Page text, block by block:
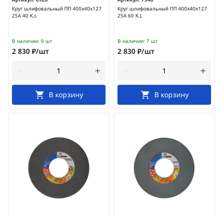
Круг шлифовальный ПП 400х40х127
25А 40 K,L
В наличии: 9 шт
2 830 ₽/шт
В корзину
Круг шлифовальный ПП 400х40х127
25А 60 K,L
В наличии: 7 шт
2 830 ₽/шт
В корзину